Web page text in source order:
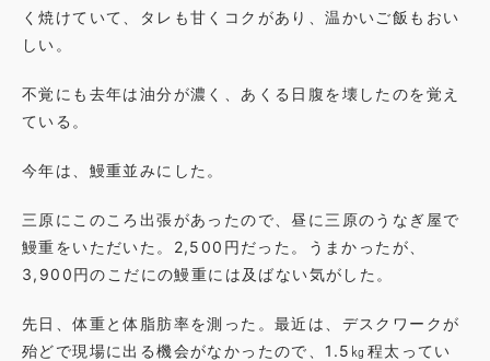
く焼けていて、タレも甘くコクがあり、温かいご飯もおい
しい。
不覚にも去年は油分が濃く、あくる日腹を壊したのを覚え
ている。
今年は、鰻重並みにした。
三原にこのころ出張があったので、昼に三原のうなぎ屋で
鰻重をいただいた。2,500円だった。うまかったが、
3,900円のこだにの鰻重には及ばない気がした。
先日、体重と体脂肪率を測った。最近は、デスクワークが
殆どで現場に出る機会がなかったので、1.5㎏程太ってい